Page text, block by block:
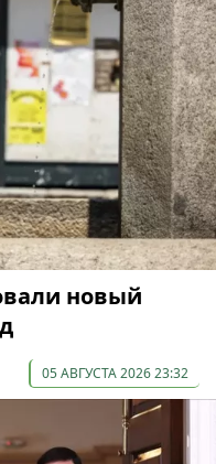
новый
05 АВГУСТА 2026 23:32